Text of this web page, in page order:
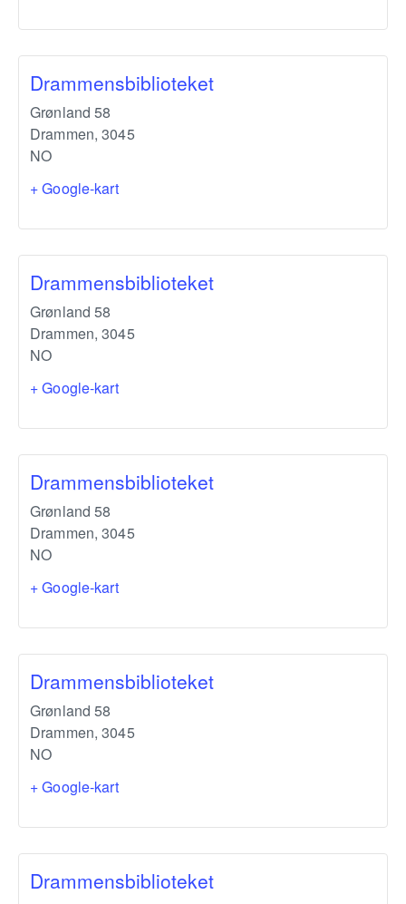
Drammensbiblioteket
Grønland 58
Drammen, 3045
NO
+ Google-kart
Drammensbiblioteket
Grønland 58
Drammen, 3045
NO
+ Google-kart
Drammensbiblioteket
Grønland 58
Drammen, 3045
NO
+ Google-kart
Drammensbiblioteket
Grønland 58
Drammen, 3045
NO
+ Google-kart
Drammensbiblioteket